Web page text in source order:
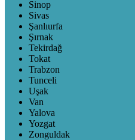
Sinop
Sivas
Şanlıurfa
Şırnak
Tekirdağ
Tokat
Trabzon
Tunceli
Uşak
Van
Yalova
Yozgat
Zonguldak